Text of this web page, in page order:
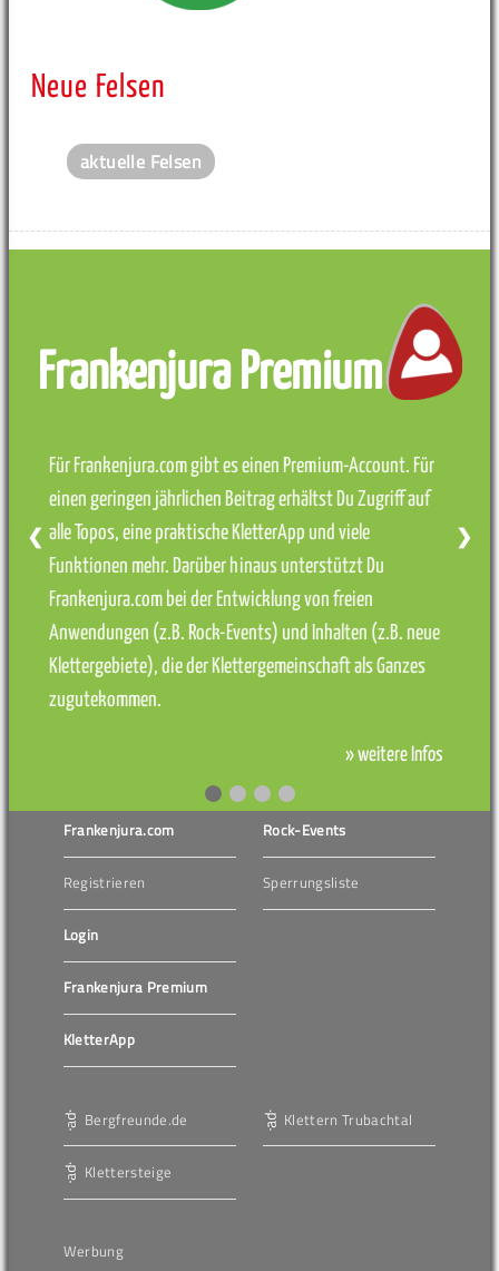
Neue Felsen
aktuelle Felsen
Frankenjura Premium
Für Frankenjura.com gibt es einen Premium-Account. Für
einen geringen jährlichen Beitrag erhältst Du Zugriff auf
alle Topos, eine praktische KletterApp und viele
Funktionen mehr. Darüber hinaus unterstützt Du
Frankenjura.com bei der Entwicklung von freien
Anwendungen (z.B. Rock-Events) und Inhalten (z.B. neue
Klettergebiete), die der Klettergemeinschaft als Ganzes
zugutekommen.
» weitere Infos
❮ ❯
Frankenjura.com
Registrieren
Login
Frankenjura Premium
KletterApp
Rock-Events
Sperrungsliste
Bergfreunde.de
Klettersteige
Klettern Trubachtal
Werbung